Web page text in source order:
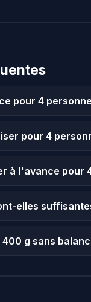
pour 4
pour 4
à l'avance pour
elles
g sans